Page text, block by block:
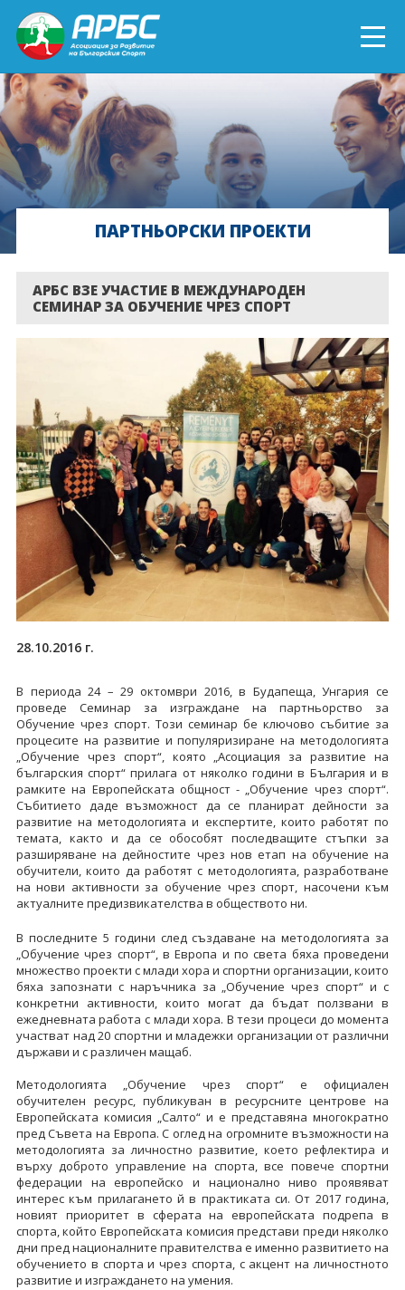
ENGLISH
СПОРТ БЛИЗО ДО ТЕБ
ТЕКУЩИ ПРОЕКТИ
ОНЛАЙН ОБУЧЕНИЯПАРТНЬОРСКИ ПРОЕКТИ
АРБС ВЗЕ УЧАСТИЕ В МЕЖДУНАРОДЕН
СЕМИНАР ЗА ОБУЧЕНИЕ ЧРЕЗ СПОРТ
28.10.2016 г.
В периода 24 – 29 октомври 2016, в Будапеща, Унгария се
проведе Семинар за изграждане на партньорство за
Обучение чрез спорт. Този семинар бе ключово събитие за
процесите на развитие и популяризиране на методологията
„Обучение чрез спорт“, която „Асоциация за развитие на
българския спорт“ прилага от няколко години в България и в
рамките на Европейската общност - „Обучение чрез спорт“.
Събитието даде възможност да се планират дейности за
развитие на методологията и експертите, които работят по
темата, както и да се обособят последващите стъпки за
разширяване на дейностите чрез нов етап на обучение на
обучители, които да работят с методологията, разработване
на нови активности за обучение чрез спорт, насочени към
актуалните предизвикателства в обществото ни.
В последните 5 години след създаване на методологията за
„Обучение чрез спорт“, в Европа и по света бяха проведени
множество проекти с млади хора и спортни организации, които
бяха запознати с наръчника за „Обучение чрез спорт“ и с
конкретни активности, които могат да бъдат ползвани в
ежедневната работа с млади хора. В тези процеси до момента
участват над 20 спортни и младежки организации от различни
държави и с различен мащаб.
Методологията „Обучение чрез спорт“ е официален
обучителен ресурс, публикуван в ресурсните центрове на
Европейската комисия „Салто“ и е представяна многократно
пред Съвета на Европа. С оглед на огромните възможности на
методологията за личностно развитие, което рефлектира и
върху доброто управление на спорта, все повече спортни
федерации на европейско и национално ниво проявяват
интерес към прилагането й в практиката си. От 2017 година,
новият приоритет в сферата на европейската подрепа в
спорта, който Европейската комисия представи преди няколко
дни пред националните правителства е именно развитието на
обучението в спорта и чрез спорта, с акцент на личностното
развитие и изграждането на умения.